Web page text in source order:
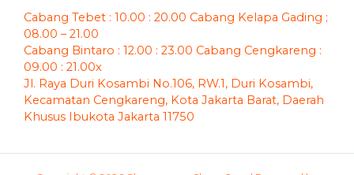
Cabang Tebet : 10.00 : 20.00 Cabang Kelapa Gading ;
08.00 – 21.00
Cabang Bintaro : 12.00 : 23.00 Cabang Cengkareng :
09.00 : 21.00x
Jl. Raya Duri Kosambi No.106, RW.1, Duri Kosambi,
Kecamatan Cengkareng, Kota Jakarta Barat, Daerah
Khusus Ibukota Jakarta 11750